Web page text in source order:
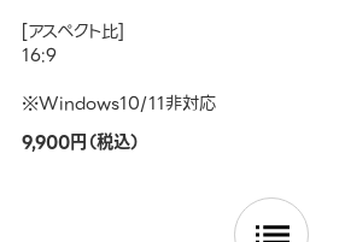
[アスペクト比]
16:9
※Windows10/11非対応
9,900円（税込）